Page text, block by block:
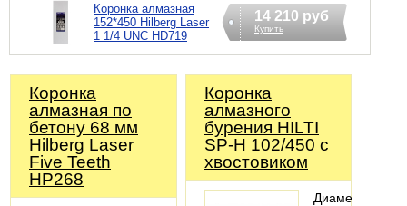
Коронка алмазная
152*450 Hilberg Laser
1 1/4 UNC HD719
14 210 руб
Купить
Коронка
алмазная по
бетону 68 мм
Hilberg Laser
Five Teeth
HP268
Коронка
алмазного
бурения HILTI
SP-H 102/450 с
хвостовиком
Диаметр